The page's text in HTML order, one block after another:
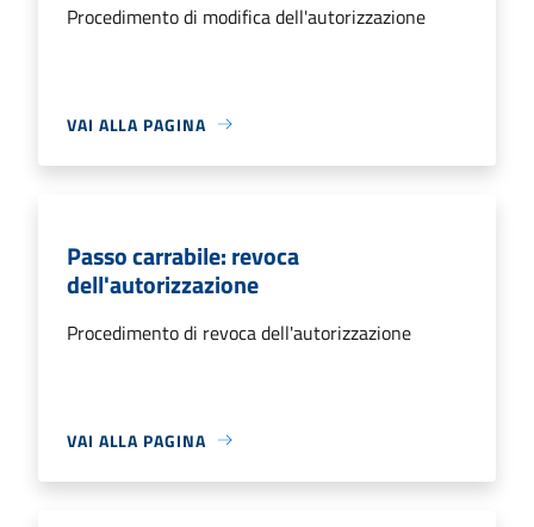
Procedimento di modifica dell'autorizzazione
VAI ALLA PAGINA
Passo carrabile: revoca
dell'autorizzazione
Procedimento di revoca dell'autorizzazione
VAI ALLA PAGINA